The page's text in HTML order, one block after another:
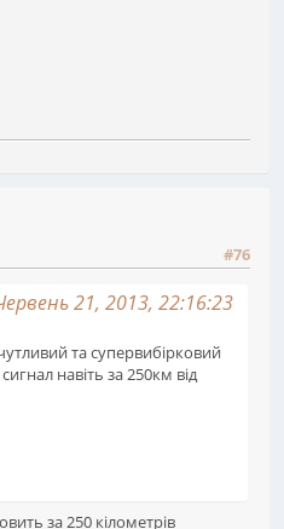
#76
21, 2013, 22:16:23
та супервибірковий
навіть за 250км від
за 250 кілометрів